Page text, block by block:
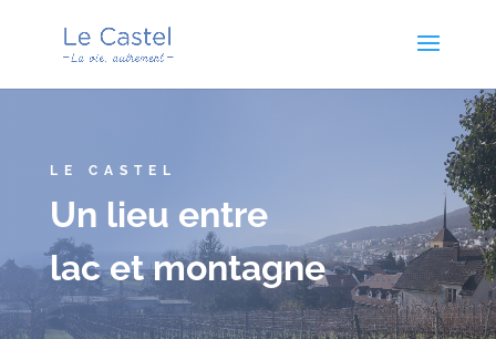
LE CASTEL
Un lieu entre
lac et montagne